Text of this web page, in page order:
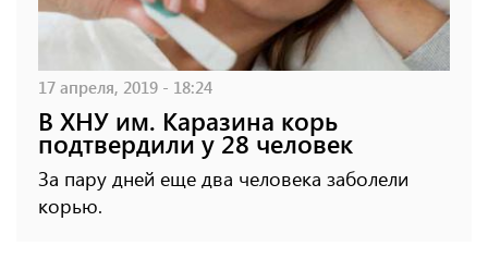
17 апреля, 2019 - 18:24
В ХНУ им. Каразина корь
подтвердили у 28 человек
За пару дней еще два человека заболели
корью.